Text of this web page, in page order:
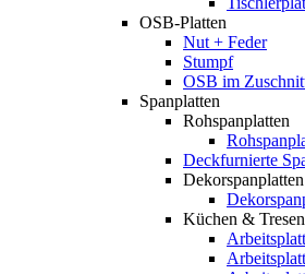
OSB-Platten
Nut + Feder
Stumpf
OSB im
Spanplatten
Rohspanplatten
Deckfurnierte
Dekorspanplatten
Küchen &